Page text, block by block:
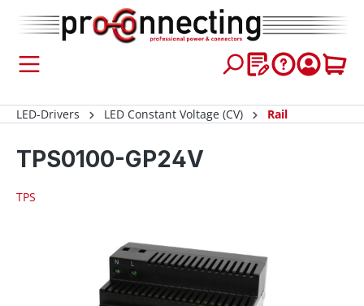
content
LED-Drivers LED Constant Voltage (CV) Rail
TPS0100-GP24V
TPS